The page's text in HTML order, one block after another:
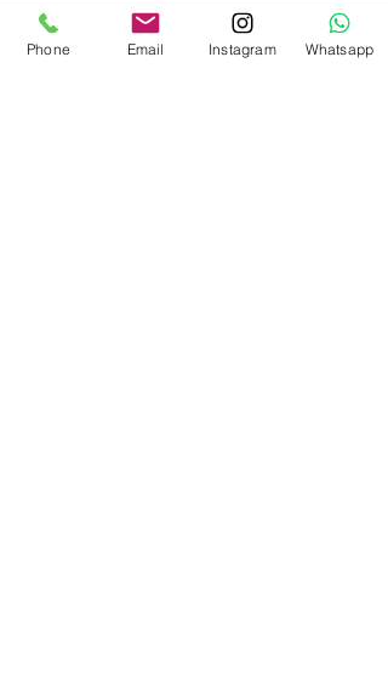
Phone Email Instagram Whatsapp